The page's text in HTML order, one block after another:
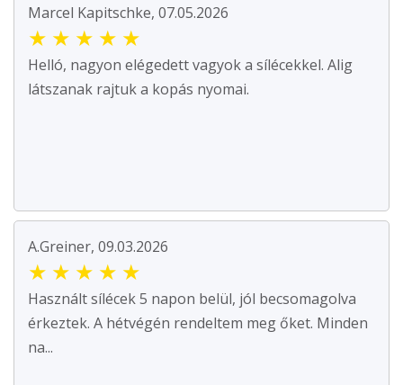
Marcel Kapitschke, 07.05.2026
★ ★ ★ ★ ★
Helló, nagyon elégedett vagyok a sílécekkel. Alig
látszanak rajtuk a kopás nyomai.
A.Greiner, 09.03.2026
★ ★ ★ ★ ★
Használt sílécek 5 napon belül, jól becsomagolva
érkeztek. A hétvégén rendeltem meg őket. Minden
na...